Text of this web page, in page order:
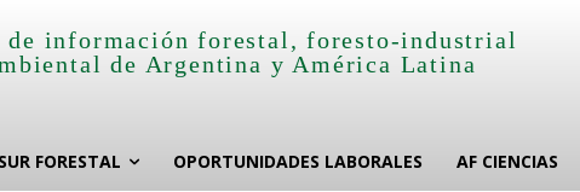
de información forestal, foresto-industrial
de Argentina y América Latina
SUR FORESTAL OPORTUNIDADES LABORALES AF CIENCIAS